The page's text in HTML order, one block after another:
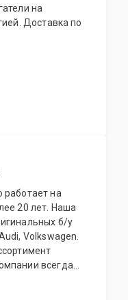
на
Доставка по
работает на
20 лет. Наша
б/у
Volkswagen.
всегда
в выборе